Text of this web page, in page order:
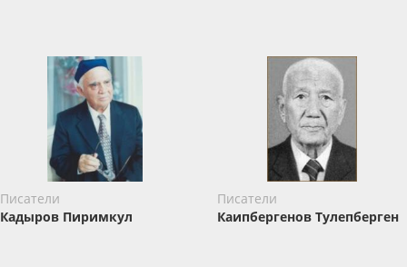
Писатели
Кадыров Пиримкул
Писатели
Каипбергенов Тулепберген